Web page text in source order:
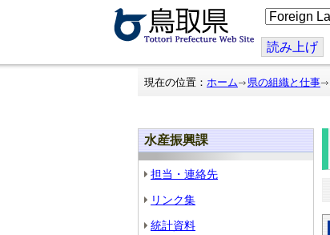
こ
の
ジ
を
翻
読み上げ
現在の位置： ホーム 県の組織と仕事
水産振興課
担当・連絡先
リンク集
統計資料